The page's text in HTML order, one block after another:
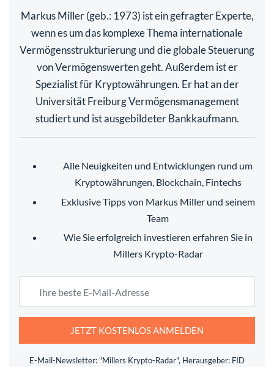
Markus Miller (geb.: 1973) ist ein gefragter Experte,
wenn es um das komplexe Thema internationale
Vermögensstrukturierung und die globale Steuerung
von Vermögenswerten geht. Außerdem ist er
Spezialist für Kryptowährungen. Er hat an der
Universität Freiburg Vermögensmanagement
studiert und ist ausgebildeter Bankkaufmann.
Alle Neuigkeiten und Entwicklungen rund um
Kryptowährungen, Blockchain, Fintechs
Exklusive Tipps von Markus Miller und seinem
Team
Wie Sie erfolgreich investieren erfahren Sie in
Millers Krypto-Radar
JETZT KOSTENLOS ANMELDEN
E-Mail-Newsletter: "Millers Krypto-Radar", Herausgeber: FID